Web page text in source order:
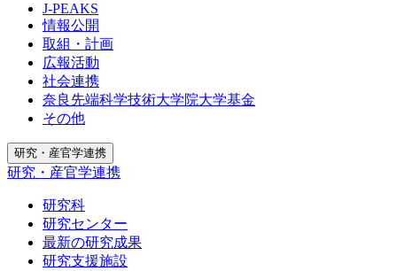
J-PEAKS
情報公開
取組・計画
広報活動
社会連携
奈良先端科学技術大学院大学基金
その他
研究・産官学連携
研究・産官学連携
研究科
研究センター
最新の研究成果
研究支援施設